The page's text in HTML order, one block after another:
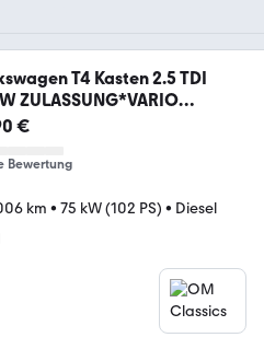
T4 Kasten 2.5 TDI
ZULASSUNG*VARIO
€
Bewertung
km • 75 kW (102 PS) • Diesel